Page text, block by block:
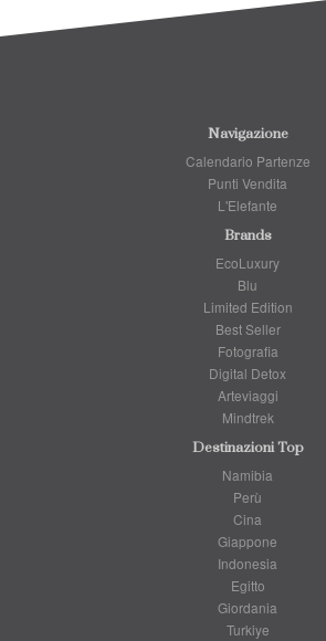
Navigazione
Calendario Partenze
Punti Vendita
L'Elefante
Brands
EcoLuxury
Blu
Limited Edition
Best Seller
Fotografia
Digital Detox
Arteviaggi
Mindtrek
Destinazioni Top
Namibia
Perù
Cina
Giappone
Indonesia
Egitto
Giordania
Turkiye